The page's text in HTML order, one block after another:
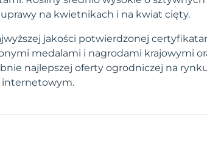
na kwietnikach i na kwiat cięty.
jakości potwierdzonej
medalami i nagrodami krajowymi
najlepszej oferty ogrodniczej na
internetowym.